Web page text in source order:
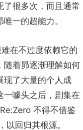
了很多次，而且通常
一的超能力。
在不过度依赖它的
随着昴逐渐理解如何
现了大量的个人成
一噱头之后，剧集在
不得不借鉴
以回归其根源。